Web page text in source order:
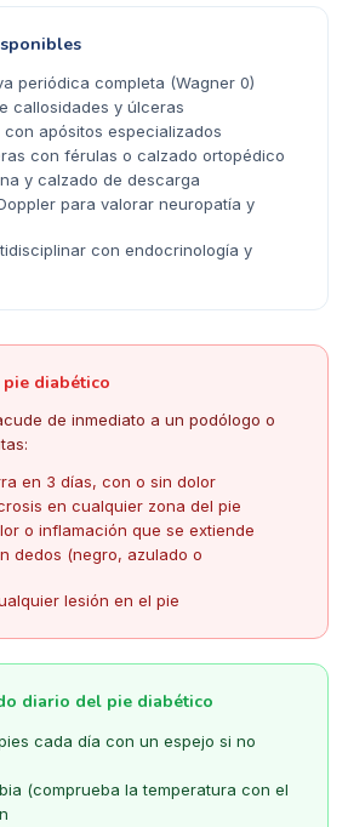
periódica completa (Wagner 0)
callosidades y úlceras
apósitos especializados
con férulas o calzado ortopédico
y calzado de descarga
para valorar neuropatía y
con endocrinología y
diabético
de inmediato a un podólogo o
en 3 días, con o sin dolor
en cualquier zona del pie
o inflamación que se extiende
dedos (negro, azulado o
lesión en el pie
diario del pie diabético
cada día con un espejo si no
(comprueba la temperatura con el